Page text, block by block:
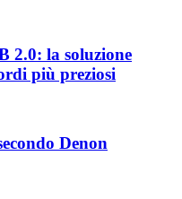
2.0: la soluzione
più preziosi
Denon